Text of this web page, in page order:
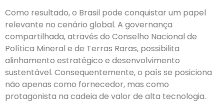
Como resultado, o Brasil pode conquistar um papel
relevante no cenário global. A governança
compartilhada, através do Conselho Nacional de
Política Mineral e de Terras Raras, possibilita
alinhamento estratégico e desenvolvimento
sustentável. Consequentemente, o país se posiciona
não apenas como fornecedor, mas como
protagonista na cadeia de valor de alta tecnologia.